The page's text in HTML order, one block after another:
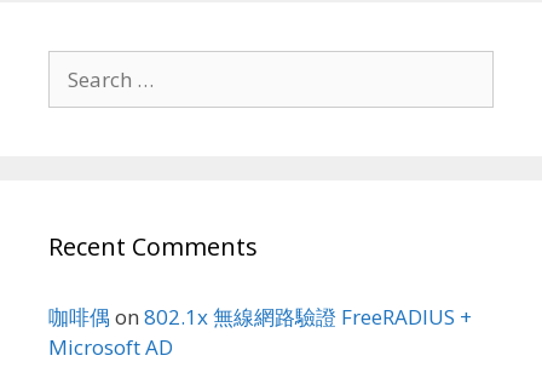
for:
Recent Comments
咖啡偶 on 802.1x 無線網路驗證 FreeRADIUS +
Microsoft AD